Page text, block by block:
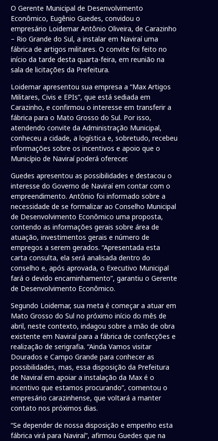
O Gerente Municipal de Desenvolvimento
Econômico, Eugênio Guedes, convidou o
empresário Loidemar Antônio Oliveira, de Carazinho
– Rio Grande do Sul, a instalar em Naviraí uma
fábrica de artigos militares. O convite foi feito no
início da tarde desta quarta-feira, em reunião na
sala de licitações da Prefeitura.
Loidemar apresentou sua empresa a “Max Artigos
Militares, Civis e EPIs”, que está sediada em
Carazinho, e confirmou o interesse em transferir a
fábrica para o Mato Grosso do Sul. Por isso,
atendendo convite da Administração Municipal,
conheceu a cidade, a logística e, sobretudo, recebeu
informações sobre os incentivos e apoio que o
Município de Naviraí poderá oferecer.
Guedes apresentou as possibilidades e destacou o
interesse do Governo de Naviraí em contar com o
empreendimento. Antônio foi informado sobre a
necessidade de se formalizar ao Conselho Municipal
de Desenvolvimento Econômico uma proposta,
contendo as informações gerais sobre área de
atuação, investimentos gerais e número de
empregos a serem gerados. “Apresentada esta
carta consulta, ela será analisada dentro do
conselho e, após aprovada, o Executivo Municipal
fará o devido encaminhamento”, garantiu o Gerente
de Desenvolvimento Econômico.
Segundo Loidemar, sua meta é começar a atuar em
Mato Grosso do Sul no próximo início do mês de
abril, neste contexto, indagou sobre a mão de obra
existente em Naviraí para a fábrica de confecções e
realização de serigrafia. “Ainda Vamos visitar
Dourados e Campo Grande para conhecer as
possibilidades, mas, essa disposição da Prefeitura
de Naviraí em apoiar a instalação da Max é o
incentivo que estamos procurando”, comentou o
empresário carazinhense, que voltará a manter
contato nos próximos dias.
“Se depender de nossa disposição e empenho esta
fábrica virá para Naviraí”, afirmou Guedes que na